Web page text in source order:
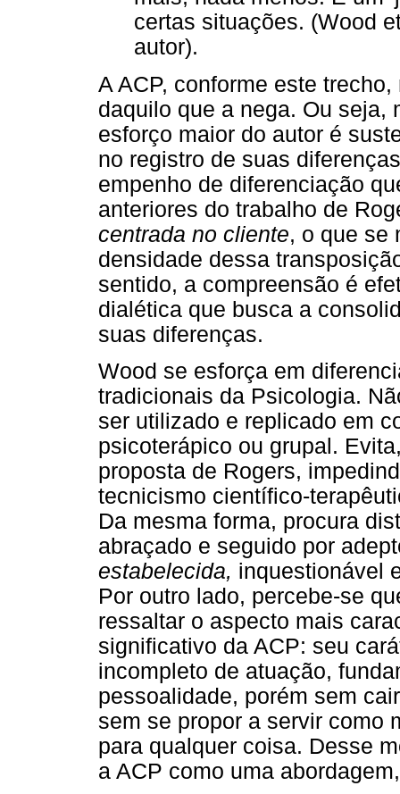
certas situações. (Wood
autor).
A ACP, conforme este
daquilo que a nega. Ou seja,
esforço maior do autor é
no registro de suas
empenho de diferenciação
anteriores do trabalho de
centrada no cliente, o que se
densidade dessa
sentido, a compreensão é
dialética que busca a
suas diferenças.
Wood se esforça em
tradicionais da Psicologia.
ser utilizado e replicado em
psicoterápico ou grupal.
proposta de Rogers,
tecnicismo científico-
Da mesma forma, procura
abraçado e seguido por
estabelecida, inquestionável
Por outro lado, percebe-se
ressaltar o aspecto mais
significativo da ACP: seu
incompleto de atuação,
pessoalidade, porém sem
sem se propor a servir como
para qualquer coisa. Desse
a ACP como uma